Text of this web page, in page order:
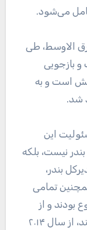
شامل می‌شود.
الاوسط، طی
بازداشت و بازجویی
است و به
شد.
این
نیست، بلکه
بندر،
تمامی
بودند و از
وجود مواد خطرناک در بندر اطلاع داشتند، از سال ۲۰۱۴